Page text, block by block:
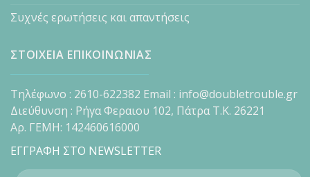
Συχνές ερωτήσεις και απαντήσεις
ΣΤΟΙΧΕΙΑ ΕΠΙΚΟΙΝΩΝΙΑΣ
Τηλέφωνο : 2610-622382 Email : info@doubletrouble.gr
Διεύθυνση : Ρήγα Φεραιου 102, Πάτρα Τ.Κ. 26221
Αρ. ΓΕΜΗ: 142460616000
ΕΓΓΡΑΦΗ ΣΤΟ NEWSLETTER